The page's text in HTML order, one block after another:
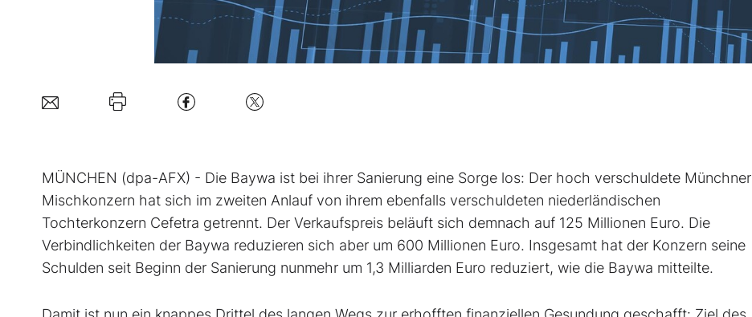
MÜNCHEN (dpa-AFX) - Die Baywa ist bei ihrer Sanierung eine Sorge los: Der hoch verschuldete Münchner
Mischkonzern hat sich im zweiten Anlauf von ihrem ebenfalls verschuldeten niederländischen
Tochterkonzern Cefetra getrennt. Der Verkaufspreis beläuft sich demnach auf 125 Millionen Euro. Die
Verbindlichkeiten der Baywa reduzieren sich aber um 600 Millionen Euro. Insgesamt hat der Konzern seine
Schulden seit Beginn der Sanierung nunmehr um 1,3 Milliarden Euro reduziert, wie die Baywa mitteilte.